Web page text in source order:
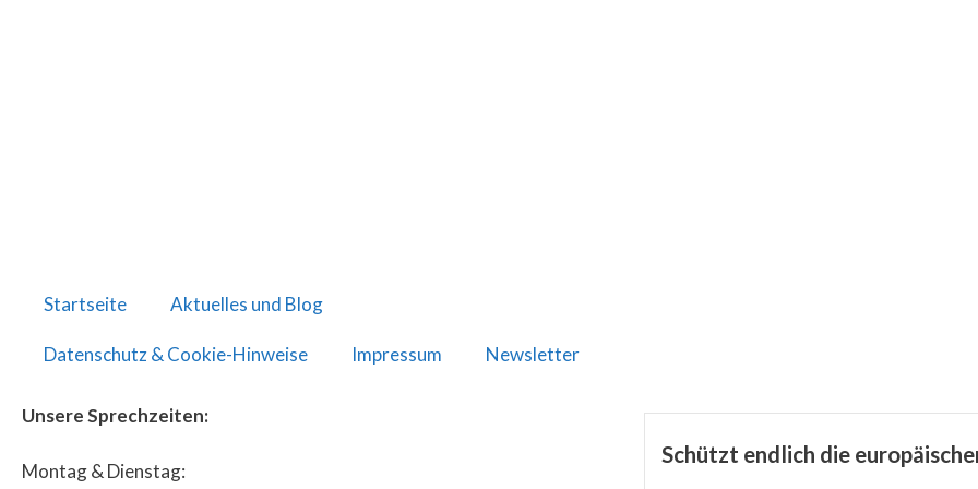
Startseite Aktuelles und Blog
Datenschutz & Cookie-Hinweise Impressum Newsletter
Unsere Sprechzeiten:
Montag & Dienstag:
Schützt endlich die